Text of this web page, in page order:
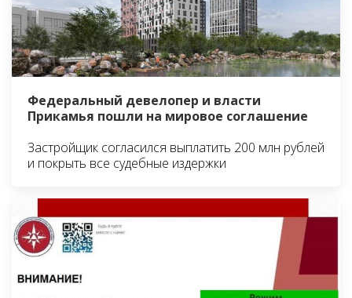
Федеральный девелопер и власти
Прикамья пошли на мировое соглашение
Застройщик согласился выплатить 200 млн рублей
и покрыть все судебные издержки